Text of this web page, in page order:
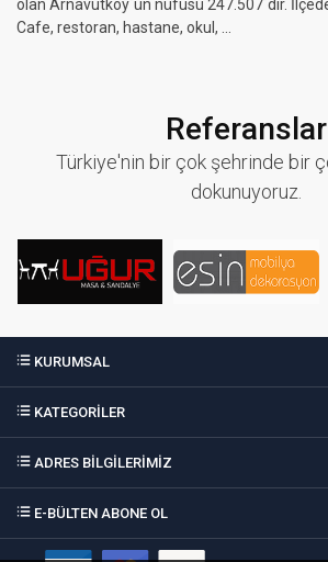
olan Arnavutköy´ün nüfusu 247.507´dir.
Cafe, restoran, hastane, okul, ...
Referanslar
Türkiye'nin bir çok şehrinde bir
dokunuyoruz.
KURUMSAL
KATEGORİLER
ADRES BİLGİLERİMİZ
E-BÜLTEN ABONE OL